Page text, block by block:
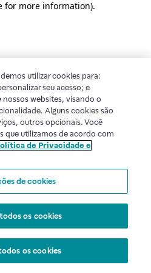
for more information).
utilizar cookies para:
seu acesso; e
websites, visando o
Alguns cookies são
outros opcionais. Você
que utilizamos de acordo com
de Privacidade e
de cookies
os cookies
os cookies